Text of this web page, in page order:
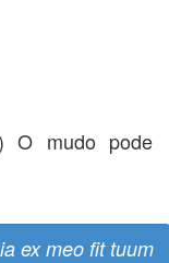
O mudo pode
ex meo fit tuum